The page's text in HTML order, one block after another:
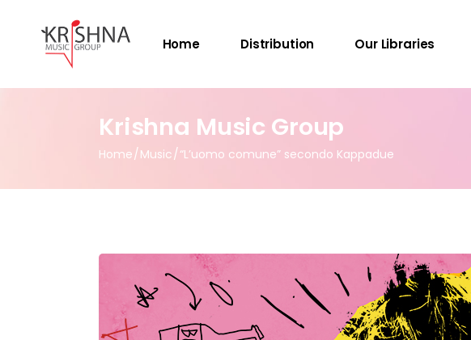
Home Distribution Our Libraries
Krishna Music Group
Home Music “L’uomo comune” secondo Kappadue